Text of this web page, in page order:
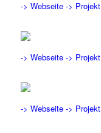
-> Webseite -> Projekt
-> Webseite -> Projekt
-> Webseite -> Projekt